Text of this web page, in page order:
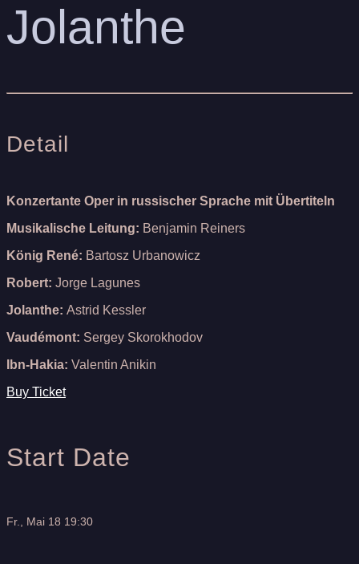
Jolanthe
Detail
Konzertante Oper in russischer Sprache mit Übertiteln
Musikalische Leitung: Benjamin Reiners
König René: Bartosz Urbanowicz
Robert: Jorge Lagunes
Jolanthe: Astrid Kessler
Vaudémont: Sergey Skorokhodov
Ibn-Hakia: Valentin Anikin
Buy Ticket
Start Date
Fr., Mai 18 19:30